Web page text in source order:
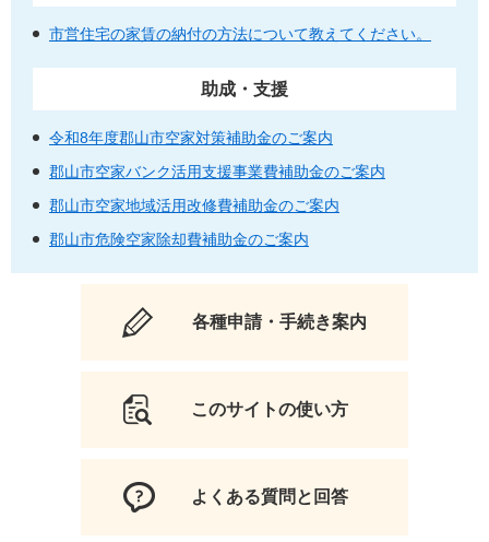
市営住宅の家賃の納付の方法について教えてください。
助成・支援
令和8年度郡山市空家対策補助金のご案内
郡山市空家バンク活用支援事業費補助金のご案内
郡山市空家地域活用改修費補助金のご案内
郡山市危険空家除却費補助金のご案内
各種申請・手続き案内
このサイトの使い方
よくある質問と回答